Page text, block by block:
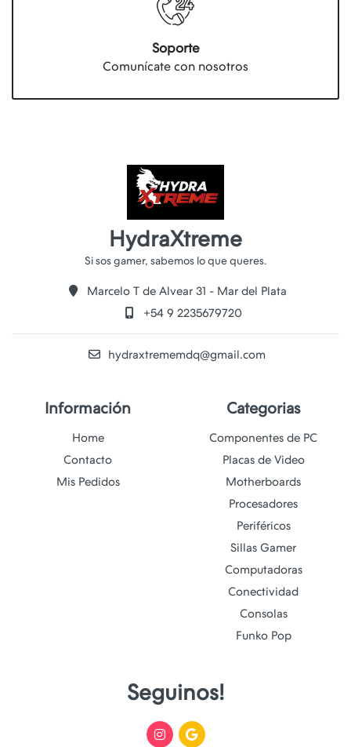
Soporte
Comunícate con nosotros
HydraXtreme
Marcelo T de Alvear 31 - Mar del Plata
+54 9 2235679720
hydraxtrememdq@gmail.com
Información
Home
Contacto
Mis Pedidos
Categorias
Componentes de PC
Placas de Video
Motherboards
Procesadores
Periféricos
Sillas Gamer
Computadoras
Conectividad
Consolas
Funko Pop
Seguinos!